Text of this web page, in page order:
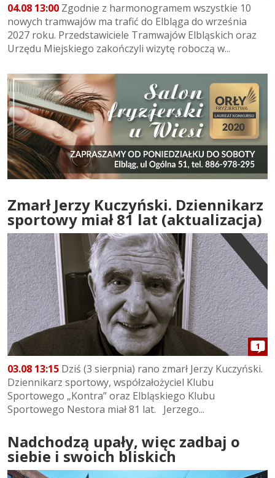
04.08 13:00 Zgodnie z harmonogramem wszystkie 10
nowych tramwajów ma trafić do Elbląga do września
2027 roku. Przedstawiciele Tramwajów Elbląskich oraz
Urzędu Miejskiego zakończyli wizytę roboczą w...
Zmarł Jerzy Kuczyński. Dziennikarz
sportowy miał 81 lat (aktualizacja)
1
03.08 13:15 Dziś (3 sierpnia) rano zmarł Jerzy Kuczyński.
Dziennikarz sportowy, współzałożyciel Klubu
Sportowego „Kontra” oraz Elbląskiego Klubu
Sportowego Nestora miał 81 lat. Jerzego...
Nadchodzą upały, więc zadbaj o
siebie i swoich bliskich